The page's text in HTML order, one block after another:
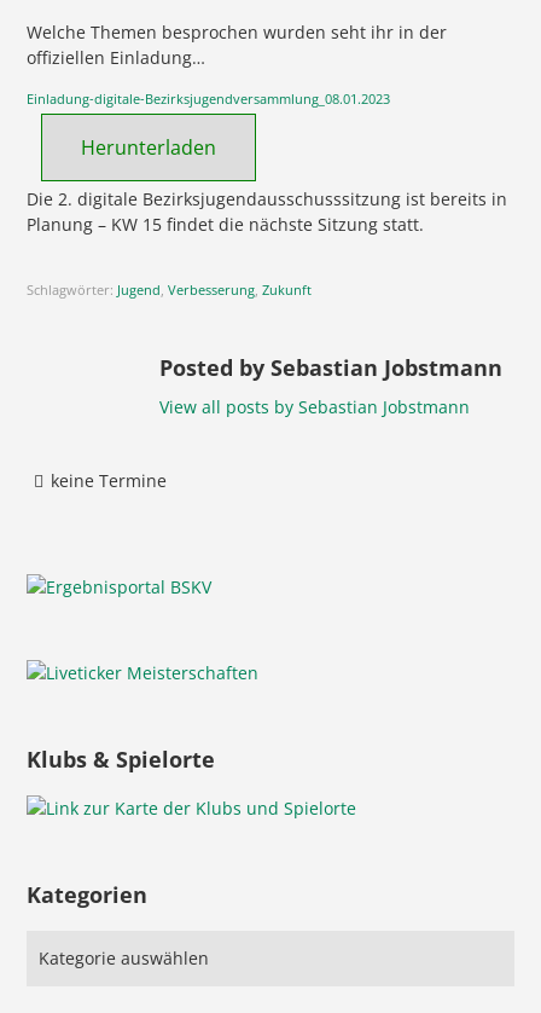
Welche Themen besprochen wurden seht ihr in der
offiziellen Einladung…
Einladung-digitale-Bezirksjugendversammlung_08.01.2023
Herunterladen
Die 2. digitale Bezirksjugendausschusssitzung ist bereits in
Planung – KW 15 findet die nächste Sitzung statt.
Schlagwörter: Jugend,Verbesserung,Zukunft
Posted by Sebastian Jobstmann
View all posts by Sebastian Jobstmann
keine Termine
Klubs & Spielorte
Kategorien